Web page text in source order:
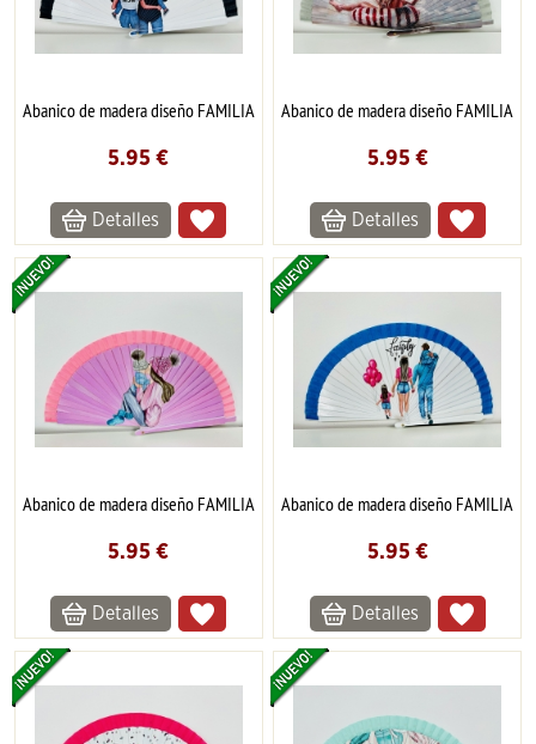
Abanico de madera diseño FAMILIA
5.95 €
Detalles
Abanico de madera diseño FAMILIA
5.95 €
Detalles
Abanico de madera diseño FAMILIA
5.95 €
Detalles
Abanico de madera diseño FAMILIA
5.95 €
Detalles